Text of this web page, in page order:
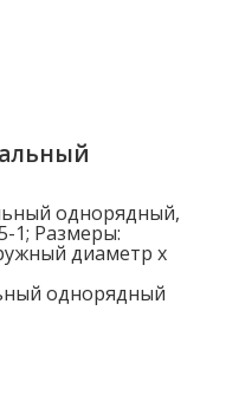
однорядный,
1; Размеры:
диаметр x
однорядный